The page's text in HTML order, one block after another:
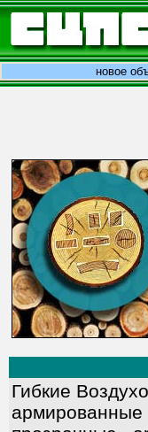
новое
Гибкие
армированные